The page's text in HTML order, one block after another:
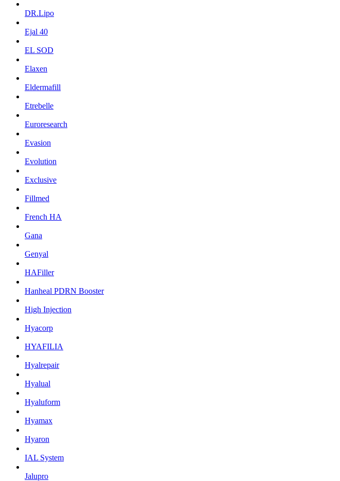
DR.Lipo
Ejal 40
EL SOD
Elaxen
Eldermafill
Etrebelle
Euroresearch
Evasion
Evolution
Exclusive
Fillmed
French HA
Gana
Genyal
HAFiller
Hanheal PDRN Booster
High Injection
Hyacorp
HYAFILIA
Hyalrepair
Hyalual
Hyaluform
Hyamax
Hyaron
IAL System
Jalupro